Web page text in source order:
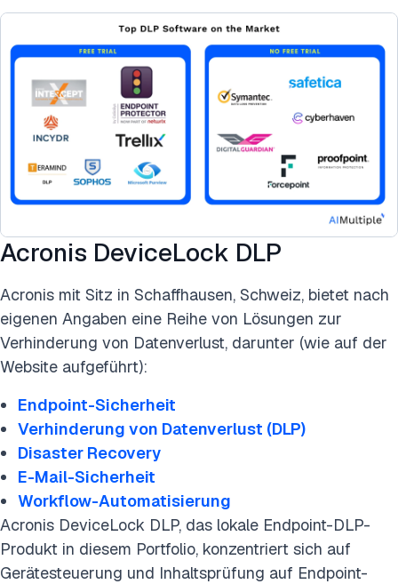
Acronis DeviceLock DLP
Acronis mit Sitz in Schaffhausen, Schweiz, bietet nach
eigenen Angaben eine Reihe von Lösungen zur
Verhinderung von Datenverlust, darunter (wie auf der
Website aufgeführt):
Endpoint-Sicherheit
Verhinderung von Datenverlust (DLP)
Disaster Recovery
E-Mail-Sicherheit
Workflow-Automatisierung
Acronis DeviceLock DLP, das lokale Endpoint-DLP-
Produkt in diesem Portfolio, konzentriert sich auf
Gerätesteuerung und Inhaltsprüfung auf Endpoint-